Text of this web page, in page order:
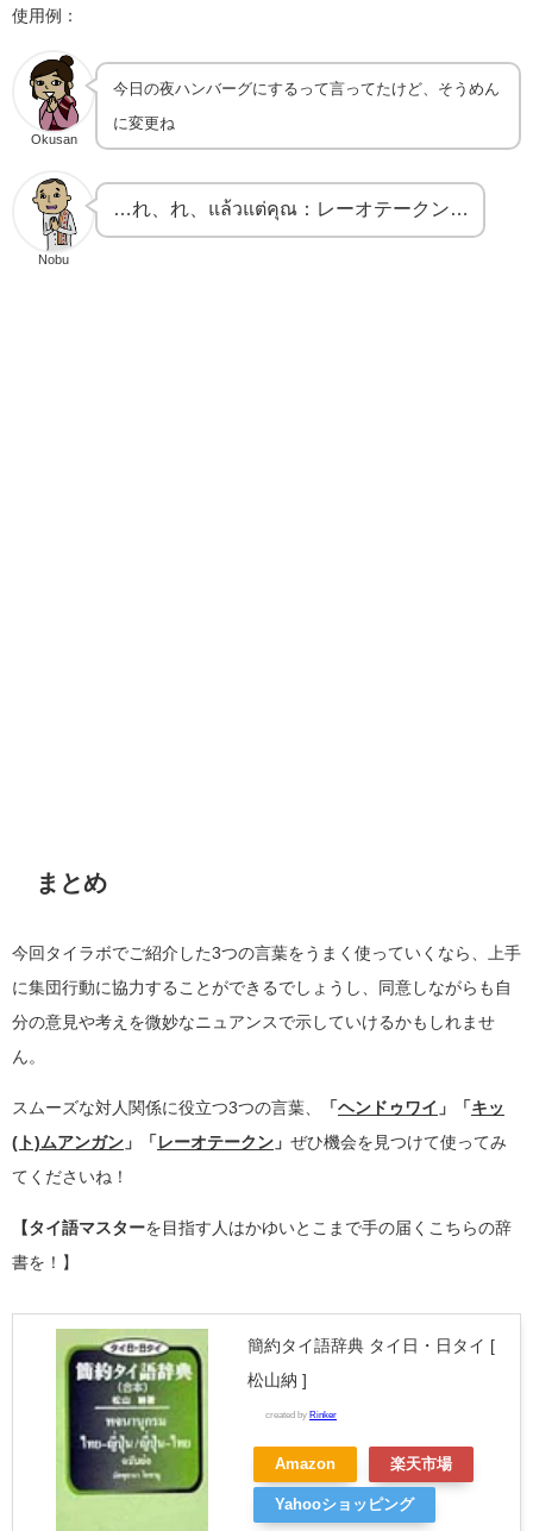
使用例：
Okusan
今日の夜ハンバーグにするって言ってたけど、そうめん
に変更ね
Nobu
…れ、れ、แล้วแต่คุณ：レーオテークン…
まとめ
今回タイラボでご紹介した3つの言葉をうまく使っていくなら、上手
に集団行動に協力することができるでしょうし、同意しながらも自
分の意見や考えを微妙なニュアンスで示していけるかもしれませ
ん。
スムーズな対人関係に役立つ3つの言葉、 「ヘンドゥワイ 」「キッ
(ト)ムアンガン 」「 レーオテークン 」 ぜひ機会を見つけて使ってみ
てくださいね！
【タイ語マスターを目指す人はかゆいとこまで手の届くこちらの辞
書を！】
簡約タイ語辞典 タイ日・日タイ [
松山納 ]
created by Rinker
Amazon 楽天市場
Yahooショッピング